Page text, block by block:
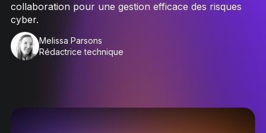
collaboration pour une gestion efficace des risques
cyber.
Melissa Parsons
Rédactrice technique